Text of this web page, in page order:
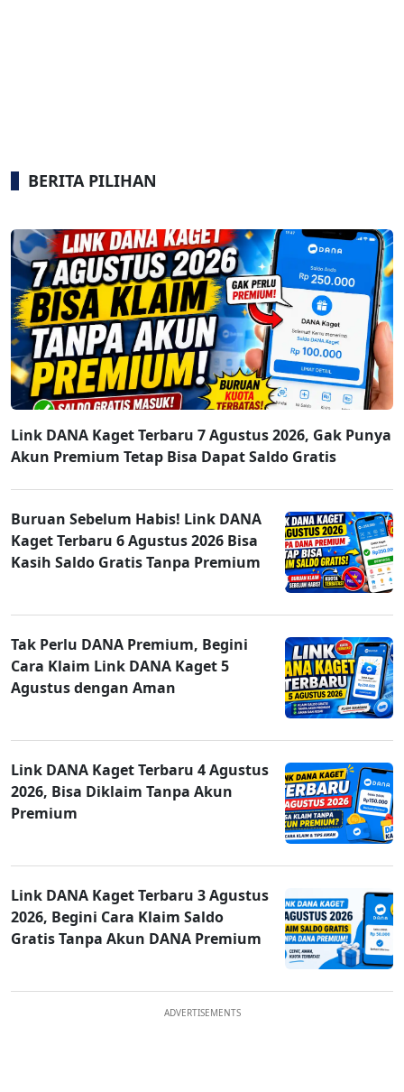
BERITA PILIHAN
Link DANA Kaget Terbaru 7 Agustus 2026, Gak Punya
Akun Premium Tetap Bisa Dapat Saldo Gratis
Buruan Sebelum Habis! Link DANA
Kaget Terbaru 6 Agustus 2026 Bisa
Kasih Saldo Gratis Tanpa Premium
Tak Perlu DANA Premium, Begini
Cara Klaim Link DANA Kaget 5
Agustus dengan Aman
Link DANA Kaget Terbaru 4 Agustus
2026, Bisa Diklaim Tanpa Akun
Premium
Link DANA Kaget Terbaru 3 Agustus
2026, Begini Cara Klaim Saldo
Gratis Tanpa Akun DANA Premium
ADVERTISEMENTS